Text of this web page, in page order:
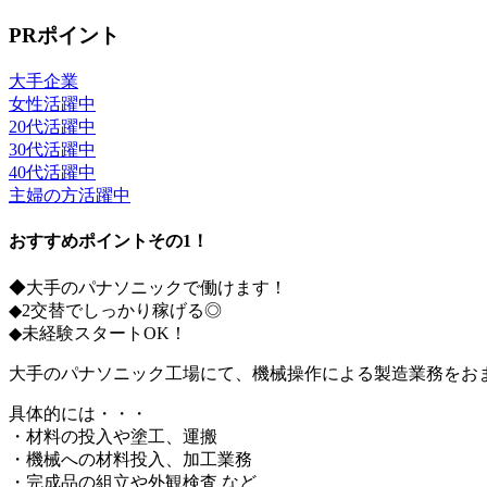
PRポイント
大手企業
女性活躍中
20代活躍中
30代活躍中
40代活躍中
主婦の方活躍中
おすすめポイントその1！
◆大手のパナソニックで働けます！
◆2交替でしっかり稼げる◎
◆未経験スタートOK！
大手のパナソニック工場にて、機械操作による製造業務をお
具体的には・・・
・材料の投入や塗工、運搬
・機械への材料投入、加工業務
・完成品の組立や外観検査 など